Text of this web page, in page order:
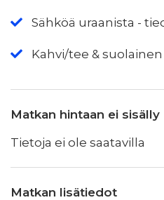
Sähköä uraanista -
Kahvi/tee &
Matkan hintaan ei sisälly
Tietoja ei ole saatavilla
Matkan lisätiedot